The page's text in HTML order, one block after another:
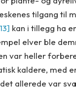
tilgang til
kan i tillegg ha
elver ble
var heller
kaldere, med
allerede var